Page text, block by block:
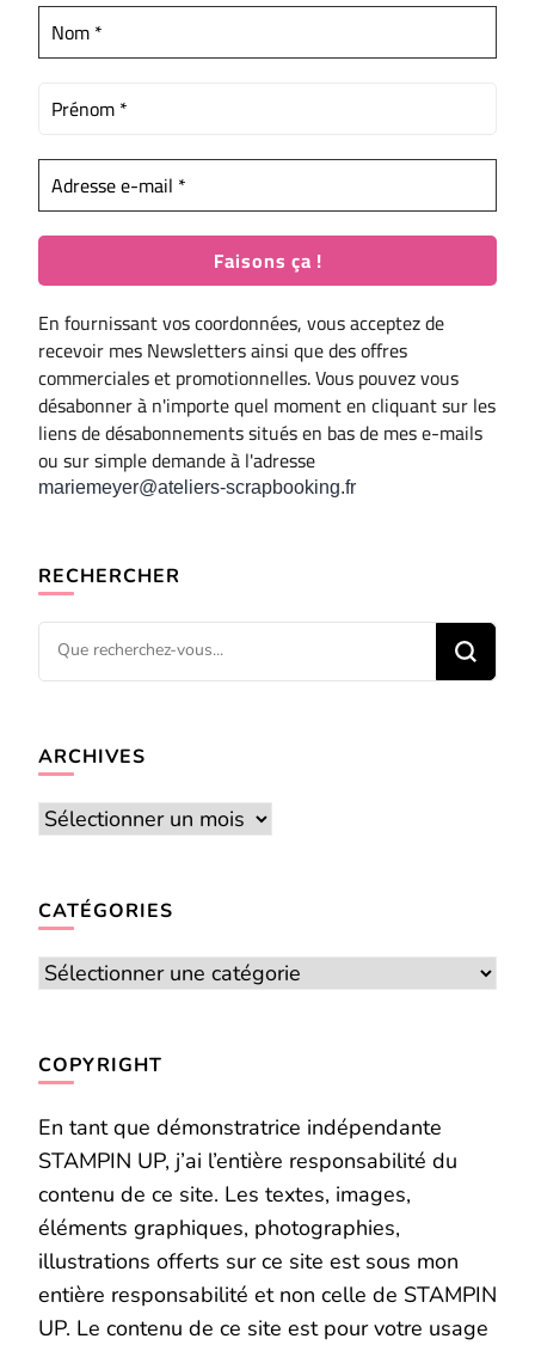
En fournissant vos coordonnées, vous acceptez de
recevoir mes Newsletters ainsi que des offres
commerciales et promotionnelles. Vous pouvez vous
désabonner à n'importe quel moment en cliquant sur les
liens de désabonnements situés en bas de mes e-mails
ou sur simple demande à l'adresse
mariemeyer@ateliers-scrapbooking.fr
RECHERCHER
Vous
recherchiez
ARCHIVES
Archives
CATÉGORIES
Catégories
COPYRIGHT
En tant que démonstratrice indépendante
STAMPIN UP, j’ai l’entière responsabilité du
contenu de ce site. Les textes, images,
éléments graphiques, photographies,
illustrations offerts sur ce site est sous mon
entière responsabilité et non celle de STAMPIN
UP. Le contenu de ce site est pour votre usage